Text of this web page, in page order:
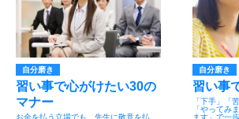
自分磨き
習い事で心がけたい30の
マナー
お金を払う立場でも、先生に敬意を払
自分磨き
習い事
「下手」「
「やってみ
ます」で一